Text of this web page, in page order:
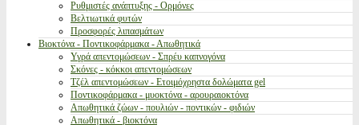
Ρυθμιστές ανάπτυξης - Ορμόνες
Βελτιωτικά φυτών
Προσφορές λιπασμάτων
Βιοκτόνα - Ποντικοφάρμακα - Απωθητικά
Υγρά απεντομώσεων - Σπρέυ καπνογόνα
Σκόνες - κόκκοι απεντομώσεων
Τζέλ απεντομώσεων - Ετοιμόχρηστα δολώματα gel
Ποντικοφάρμακα - μυοκτόνα - αρουραιοκτόνα
Απωθητικά ζώων - πουλιών - ποντικών - φιδιών
Απωθητικά - βιοκτόνα